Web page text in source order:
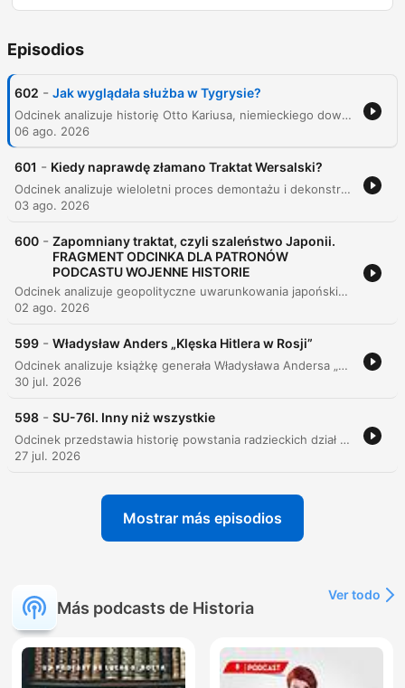
Episodios
602 - Jak wyglądała służba w Tygrysie?
Odcinek analizuje historię Otto Kariusa, niemieckiego dowódcy czołgów ciężkich typu Tiger, oraz weryfikuje wiarygodność jego wspomnień w kontekście rzeczywistości historycznej. Rozmówcy badają różnice między subiektywnymi odczuciami żołnierza a faktami dotyczącymi sukcesów bojowych i wyposażenia Armii Czerwonej. Program szczegółowo omawia techniczne aspekty służby w 502 Batalionie Czołgów Ciężkich, skupiając się na wyzwaniach logistycznych, trudnych warunkach terenowych oraz specyfice walk pancernych. Analizie poddano skuteczność Tygrysa, rolę współpracy różnych rodzajów broni oraz ekstremalne warunki życia i przetrwania załóg wewnątrz pojazdów.
06 ago. 2026
601 - Kiedy naprawdę złamano Traktat Wersalski?
Odcinek analizuje wieloletni proces demontażu i dekonstrukcji traktatu wersalskiego, wskazując, że nie był to pojedynczy akt, lecz stopniowe łamanie kolejnych postanowień przez różne mocarstwa oraz Niemcy. Autor szczegółowo omawia aspekty polityczne, terytorialne i gospodarcze dokumentu, od kwestii Ligi Narodów i granic, po nierealne zapisy dotyczące reparacji i zbrojeń. Analiza pokazuje, jak błędy mocarstw zachodnich, brak udziału kluczowych potęg oraz kwestionowanie zapisów traktatu przyczyniły się do niestabilności międzynarodowej. Proces ten doprowadził ostatecznie do upadku ładu wersalskiego, zniszczenia postanowień rozbrojeniowych i destabilizacji bezpieczeństwa, co miało tragiczne skutki dla Europy oraz II Rzeczypospolitej.
03 ago. 2026
600 - Zapomniany traktat, czyli szaleństwo Japonii.
FRAGMENT ODCINKA DLA PATRONÓW
PODCASTU WOJENNE HISTORIE
Odcinek analizuje geopolityczne uwarunkowania japońskiego ekspansjonizmu na początku XX wieku, koncentrując się na narastającym konflikcie interesów między Japonią, Chinami a mocarstwami zachodnimi, takimi jak USA i Wielka Brytania. Prelegent omawia proces wycofywania się brytyjskiego sojuszu z Japonią oraz strategiczne dążenia Japonii do dominacji w Chinach poprzez wykorzystanie osłabienia mocarstw europejskich podczas I wojny światowej. Analiza obejmuje działania militarne Japonii na półwyspie Shantung, zajęcie niemieckich kolonii oraz mechanizm japońskich żądań gospodarczych opartych na szantażu militarnym. Tekst wskazuje na ciągłość strategii japońskiej, łącząc wydarzenia z lat 1914-1915 z późniejszą agresją w trakcie II wojny światowej.
02 ago. 2026
599 - Władysław Anders „Klęska Hitlera w Rosji”
Odcinek analizuje książkę generała Władysława Andersa „Klęska Hitlera w Rosji 1941-1945” oraz debatę historyczną dotyczącą przyczyn zwycięstwa Związku Radzieckiego i roli aliantów zachodnich. Autorzy badają wpływ powojennej propagandy niemieckich generałów na zniekształcenie obrazu II wojny światowej, podważając mity o doskonałości Wehrmachtu. Analiza skupia się na konfrontacji perspektywy Andersa z rzeczywistością logistyczną i gospodarczą. Argumentuje się, że porażka III Rzeszy nie wynikała jedynie z błędów strategicznych Hitlera, lecz przede wszystkim z braku zdolności przemysłowej Niemiec oraz kluczowego znaczenia potencjału gospodarczego USA i programu Lend-Lease.
30 jul. 2026
598 - SU-76I. Inny niż wszystkie
Odcinek przedstawia historię powstania radzieckich dział samobieżnych na bazie niemieckich podwozi, ze szczególnym uwzględnieniem pojazdów SU-76i oraz SG-122. Autor wyjaśnia proces adaptacji zdobycznego sprzętu Panzer III przez radzieckie zakłady w celu wzmocnienia potencjału Armii Czerwonej w krytycznym okresie wojny. Szczegółowo opisano proces powstawania SU-76i jako improwizowanej konstrukcji opartej na zdobycznych czołgach Panzer III. Tekst omawia techniczne aspekty produkcji w zakładach nr 37, trudności z obsługą niemieckiej techniki przez radzieckie załogi oraz krótkotrwałe użycie tego pojazdu typu ersatz podczas kampanii 1943 roku.
27 jul. 2026
Mostrar más episodios
Más podcasts de Historia
Ver todo